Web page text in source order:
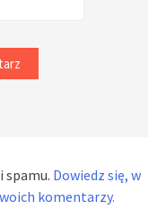
spamu. Dowiedz się, w
komentarzy.